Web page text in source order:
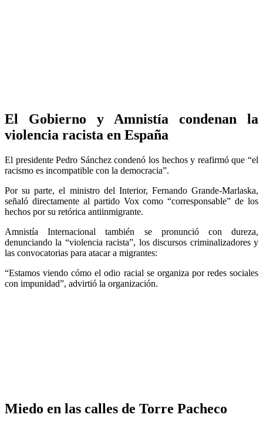
El Gobierno y Amnistía condenan la
violencia racista en España
El presidente Pedro Sánchez condenó los hechos y reafirmó que “el
racismo es incompatible con la democracia”.
Por su parte, el ministro del Interior, Fernando Grande-Marlaska,
señaló directamente al partido Vox como “corresponsable” de los
hechos por su retórica antiinmigrante.
Amnistía Internacional también se pronunció con dureza,
denunciando la “violencia racista”, los discursos criminalizadores y
las convocatorias para atacar a migrantes:
“Estamos viendo cómo el odio racial se organiza por redes sociales
con impunidad”, advirtió la organización.
Miedo en las calles de Torre Pacheco